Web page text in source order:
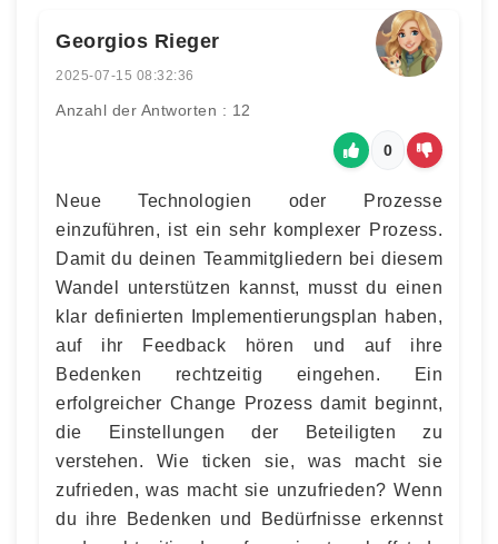
Georgios Rieger
2025-07-15 08:32:36
Anzahl der Antworten : 12
0
Neue Technologien oder Prozesse
einzuführen, ist ein sehr komplexer Prozess.
Damit du deinen Teammitgliedern bei diesem
Wandel unterstützen kannst, musst du einen
klar definierten Implementierungsplan haben,
auf ihr Feedback hören und auf ihre
Bedenken rechtzeitig eingehen. Ein
erfolgreicher Change Prozess damit beginnt,
die Einstellungen der Beteiligten zu
verstehen. Wie ticken sie, was macht sie
zufrieden, was macht sie unzufrieden? Wenn
du ihre Bedenken und Bedürfnisse erkennst